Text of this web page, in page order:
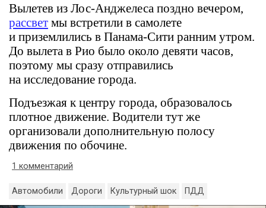
Вылетев из Лос-Анджелеса поздно вечером,
рассвет мы встретили в самолете
и приземлились в Панама-Сити ранним утром.
До вылета в Рио было около девяти часов,
поэтому мы сразу отправились
на исследование города.
Подъезжая к центру города, образовалось
плотное движение. Водители тут же
организовали дополнительную полосу
движения по обочине.
1 комментарий
Автомобили Дороги Культурный шок ПДД